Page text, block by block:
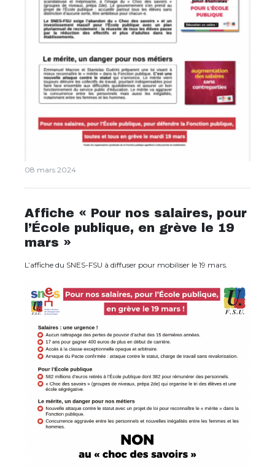
08 mars 2024
Affiche « Pour nos salaires, pour
l’École publique, en grève le 19
mars »
L’affiche du SNES-FSU à diffuser pour mobiliser le 19 mars.